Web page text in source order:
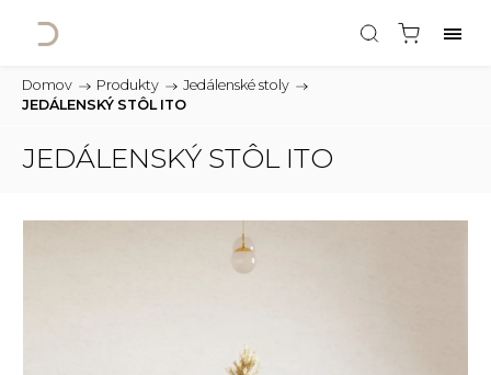
Domov / Produkty / Jedálenské stoly /
JEDÁLENSKÝ STÔL ITO
JEDÁLENSKÝ STÔL ITO